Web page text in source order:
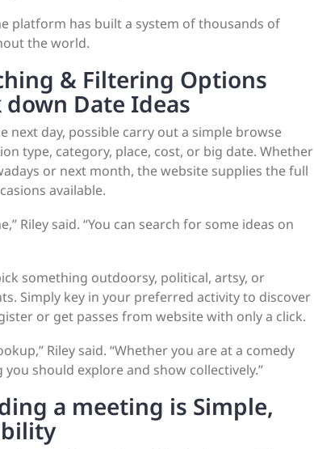
platform has built a system of thousands of
the world.
& Filtering Options
Date Ideas
next day, possible carry out a simple browse
type, category, place, cost, or big date. Whether
or next month, the website supplies the full
available.
Riley said. “You can search for some ideas on
something outdoorsy, political, artsy, or
Simply key in your preferred activity to discover
or get passes from website with only a click.
Riley said. “Whether you are at a comedy
should explore and show collectively.”
a meeting is Simple,